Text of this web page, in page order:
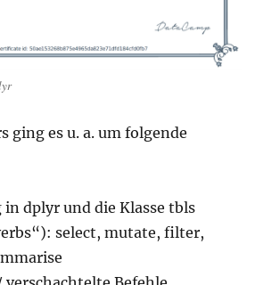
ging es u. a. um folgende
dplyr und die Klasse tbls
select, mutate, filter,